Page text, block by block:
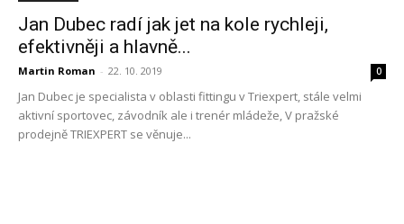
Jan Dubec radí jak jet na kole rychleji,
efektivněji a hlavně...
Martin Roman - 22. 10. 2019 0
Jan Dubec je specialista v oblasti fittingu v Triexpert, stále velmi
aktivní sportovec, závodník ale i trenér mládeže, V pražské
prodejně TRIEXPERT se věnuje...